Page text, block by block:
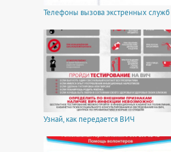
Телефоны вызова экстренных служб
Узнай, как передается ВИЧ